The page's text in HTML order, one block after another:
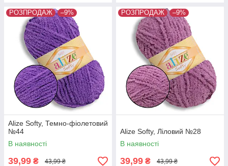
РОЗПРОДАЖ –9%
Alize Softy, Темно-фіолетовий
№44
В наявності
39,99 ₴ 43,99 ₴
РОЗПРОДАЖ –9%
Alize Softy, Ліловий №28
В наявності
39,99 ₴ 43,99 ₴